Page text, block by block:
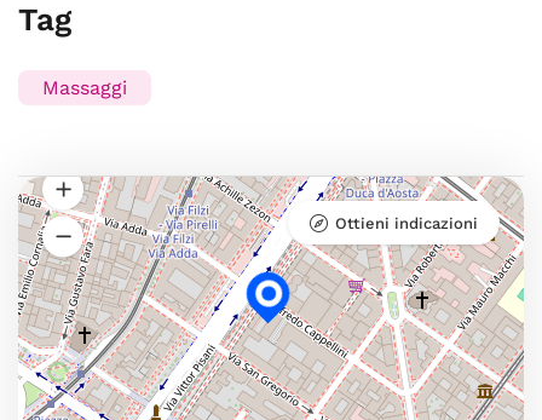
Tag
Massaggi
Ottieni indicazioni